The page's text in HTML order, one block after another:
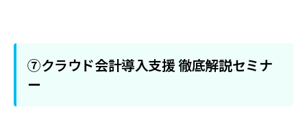
⑦クラウド会計導入支援 徹底解説セミナ
ー